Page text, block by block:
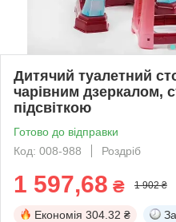
Дитячий туалетний
чарівним дзеркалом,
підсвіткою
Готово до відправки
Код: 008-988
Роздріб
1 597,68 ₴ 1 902 ₴
Економія 304.32 ₴